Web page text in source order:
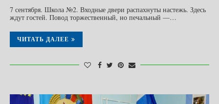
7 сентября. Школа №2. Входные двери распахнуты настежь. Здесь
ждут гостей. Повод торжественный, но печальный —…
ЧИТАТЬ ДАЛЕЕ